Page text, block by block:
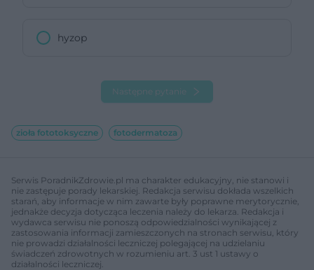
hyzop
Następne pytanie
zioła fototoksyczne fotodermatoza
Serwis PoradnikZdrowie.pl ma charakter edukacyjny, nie stanowi i
nie zastępuje porady lekarskiej. Redakcja serwisu dokłada wszelkich
starań, aby informacje w nim zawarte były poprawne merytorycznie,
jednakże decyzja dotycząca leczenia należy do lekarza. Redakcja i
wydawca serwisu nie ponoszą odpowiedzialności wynikającej z
zastosowania informacji zamieszczonych na stronach serwisu, który
nie prowadzi działalności leczniczej polegającej na udzielaniu
świadczeń zdrowotnych w rozumieniu art. 3 ust 1 ustawy o
działalności leczniczej.